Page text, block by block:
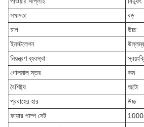
সক্ষমতা
বড়
চাপ
উচ্চ
ইনস্টলেশন
উল্লম্ব
নিয়ন্ত্রণ ব্যবস্থা
গোলমাল স্তর
কম
বৈশিষ্ট্য
অটো
প্রবাহের হার
উচ্চ
ফায়ার পাম্প সেট